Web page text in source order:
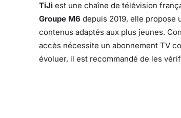
TiJi est une chaîne de télévision
Groupe M6 depuis 2019, elle propose
contenus adaptés aux plus jeunes.
accès nécessite un abonnement TV
évoluer, il est recommandé de les